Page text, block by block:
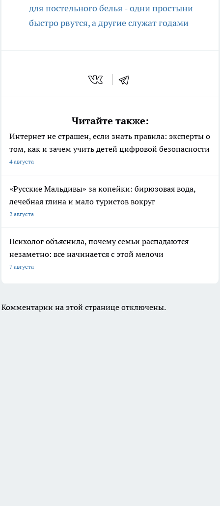
для постельного белья - одни простыни
быстро рвутся, а другие служат годами
Читайте также:
Интернет не страшен, если знать правила: эксперты о
том, как и зачем учить детей цифровой безопасности
4 августа
«Русские Мальдивы» за копейки: бирюзовая вода,
лечебная глина и мало туристов вокруг
2 августа
Психолог объяснила, почему семьи распадаются
незаметно: все начинается с этой мелочи
7 августа
Комментарии на этой странице отключены.